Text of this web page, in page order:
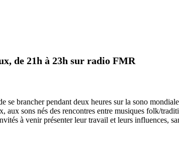
de 21h à 23h sur radio FMR
brancher pendant deux heures sur la sono
sons nés des rencontres entre musiques folk/
à venir présenter leur travail et leurs influences,